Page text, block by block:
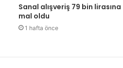
Sanal alışveriş 79 bin lirasına
mal oldu
1 hafta önce